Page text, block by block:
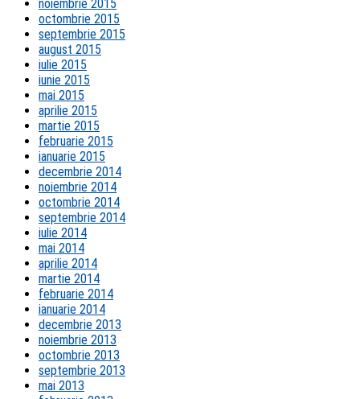
noiembrie 2015
octombrie 2015
septembrie 2015
august 2015
iulie 2015
iunie 2015
mai 2015
aprilie 2015
martie 2015
februarie 2015
ianuarie 2015
decembrie 2014
noiembrie 2014
octombrie 2014
septembrie 2014
iulie 2014
mai 2014
aprilie 2014
martie 2014
februarie 2014
ianuarie 2014
decembrie 2013
noiembrie 2013
octombrie 2013
septembrie 2013
mai 2013